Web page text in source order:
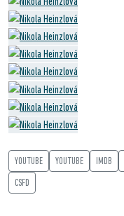
YOUTUBE YOUTUBE IMDB
CSFD